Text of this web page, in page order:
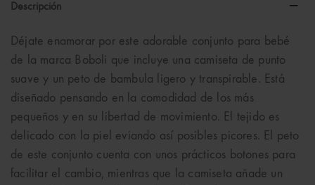
Descripción
Déjate enamorar por este adorable conjunto para bebé
de la marca Boboli que incluye una camiseta de punto
suave y un peto de bambula ligero y transpirable. Está
diseñado pensando en la comodidad de los más
pequeños y en su libertad de movimiento. El tejido es
delicado con la piel eviando así posibles picores. El peto
de este conjunto cuenta con unos prácticos botones para
facilitar el cambio, mientras que la camiseta añade un